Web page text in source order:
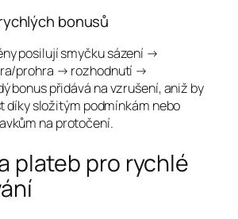
bonusů
posilují smyčku sázení →
prohra → rozhodnutí →
bonus přidává na vzrušení, aniž by
díky složitým podmínkám nebo
na protočení.
plateb pro rychlé